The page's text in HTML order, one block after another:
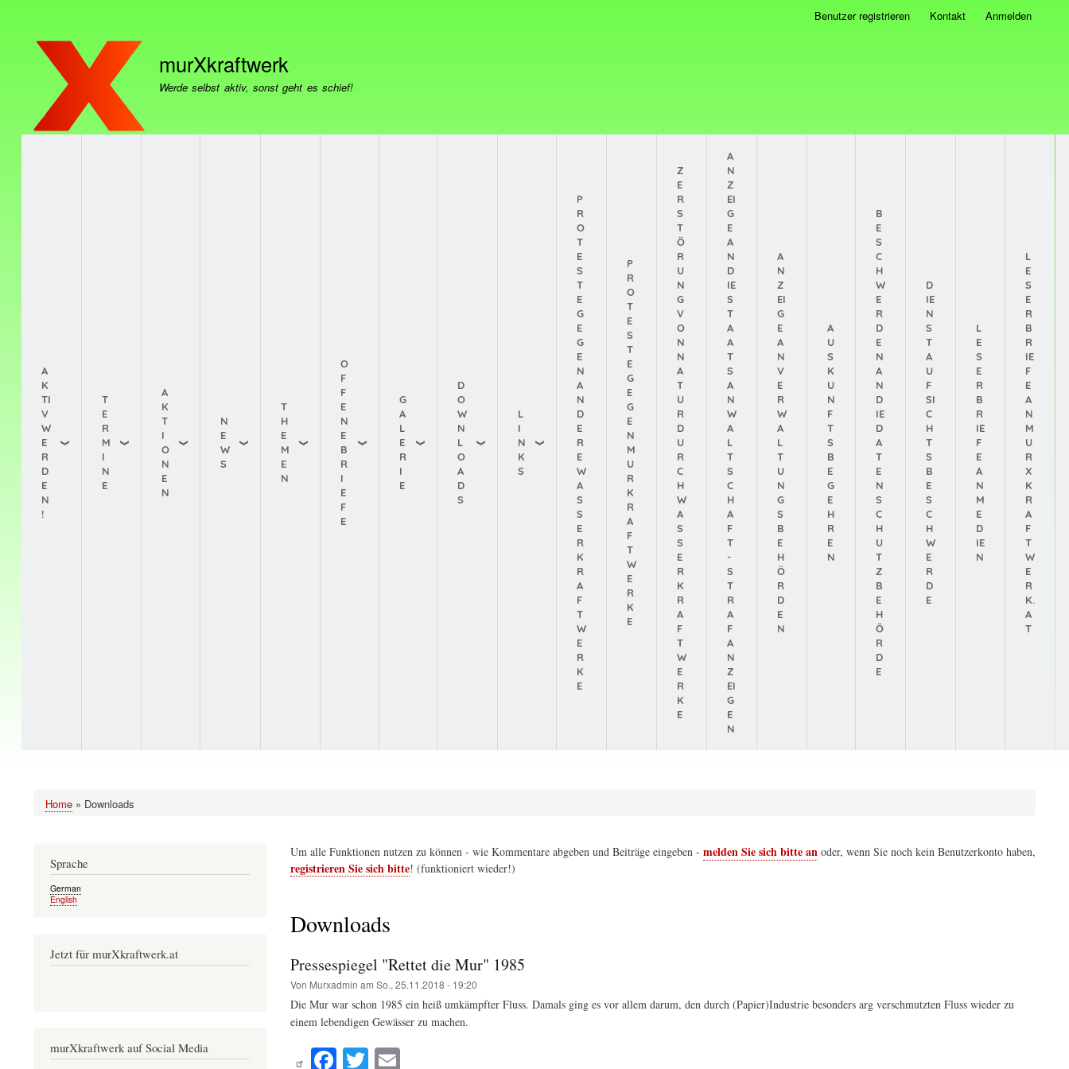
menu
Benutzer registrieren Kontakt Anmelden
murXkraftwerk
Werde selbst aktiv, sonst geht es schief!
A
K
TI
V
W
E
R
D
E
N
!
T
E
R
M
I
N
E
A
K
T
I
O
N
E
N
N
E
W
S
T
H
E
M
E
N
O
F
F
E
N
E
B
R
I
E
F
E
G
A
L
E
R
I
E
D
O
W
N
L
O
A
D
S
L
I
N
K
S
P
R
O
T
E
S
T
E
G
E
G
E
N
A
N
D
E
R
E
W
A
S
S
E
R
K
R
A
F
T
W
E
R
K
E
P
R
O
T
E
S
T
E
G
E
G
E
N
M
U
R
K
R
A
F
T
W
E
R
K
E
Z
E
R
S
T
Ö
R
U
N
G
V
O
N
N
A
T
U
R
D
U
R
C
H
W
A
S
S
E
R
K
R
A
F
T
W
E
R
K
E
A
N
Z
EI
G
E
A
N
D
IE
S
T
A
A
T
S
A
N
W
A
L
T
S
C
H
A
F
T
-
S
T
R
A
F
A
N
Z
EI
G
E
N
A
N
Z
EI
G
E
A
N
V
E
R
W
A
L
T
U
N
G
S
B
E
H
Ö
R
D
E
N
A
U
S
K
U
N
F
T
S
B
E
G
E
H
R
E
N
B
E
S
C
H
W
E
R
D
E
N
A
N
D
IE
D
A
T
E
N
S
C
H
U
T
Z
B
E
H
Ö
R
D
E
D
IE
N
S
T
A
U
F
SI
C
H
T
S
B
E
S
C
H
W
E
R
D
E
L
E
S
E
R
B
R
IE
F
E
A
N
M
E
D
IE
N
L
E
S
E
R
B
R
IE
F
E
A
N
M
U
R
X
K
R
A
F
T
W
E
R
K.
A
T
Pfadnavigation
Home Downloads
Um alle Funktionen nutzen zu können - wie Kommentare abgeben und Beiträge eingeben - melden Sie sich bitte an oder, wenn Sie noch kein Benutzerkonto haben,
registrieren Sie sich bitte! (funktioniert wieder!)
Downloads
Pressespiegel "Rettet die Mur" 1985
Von Murxadmin am So., 25.11.2018 - 19:20
Die Mur war schon 1985 ein heiß umkämpfter Fluss. Damals ging es vor allem darum, den durch (Papier)Industrie besonders arg verschmutzten Fluss wieder zu
einem lebendigen Gewässer zu machen.
Fa T E
Sprache
German
English
Jetzt für murXkraftwerk.at
murXkraftwerk auf Social Media